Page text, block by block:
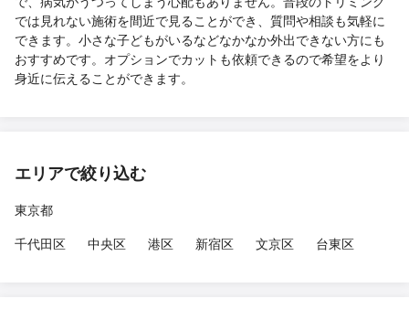
では見れない施術を間近で見ることができ、質問や相談も気軽に
できます。小さな子どもがいるなどなかなか外出できない方にも
おすすめです。オプションでカットも依頼できるので希望をより
身近に伝えることができます。
エリアで絞り込む
東京都
千代田区
中央区 港区 新宿区 文京区 台東区